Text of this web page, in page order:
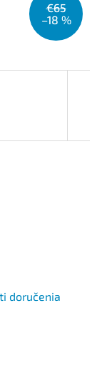
€65
–18 %
doručenia